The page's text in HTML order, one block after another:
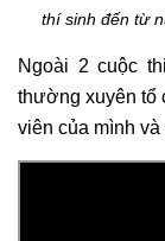
thí sinh đến từ
Ngoài 2 cuộc
thường xuyên tổ
viên của mình